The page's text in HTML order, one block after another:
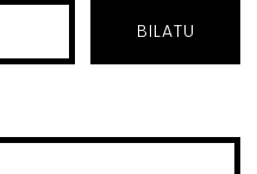
BILATU